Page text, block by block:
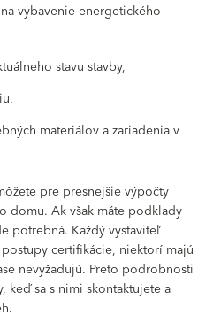
vybavenie energetického
stavu stavby,
materiálov a zariadenia v
pre presnejšie výpočty
domu. Ak však máte podklady
potrebná. Každý vystaviteľ
certifikácie, niektorí majú
nevyžadujú. Preto podrobnosti
keď sa s nimi skontaktujete a